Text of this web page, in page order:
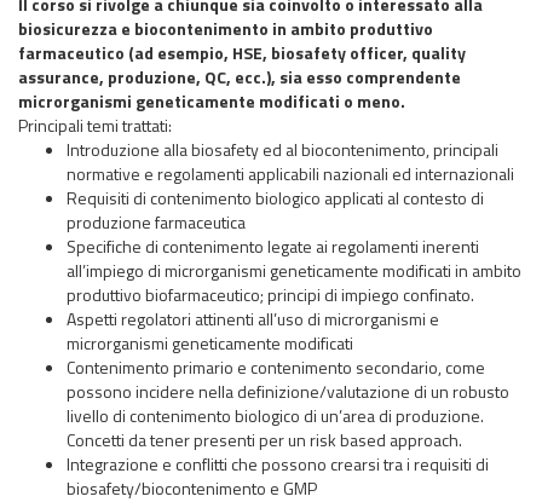
biosicurezza e biocontenimento in ambito produttivo
farmaceutico (ad esempio, HSE, biosafety officer, quality
assurance, produzione, QC, ecc.), sia esso comprendente
microrganismi geneticamente modificati o meno.
Principali temi trattati:
Introduzione allabiosafetyed al biocontenimento, principali
normative e regolamenti applicabili nazionali ed internazionali
Requisiti di contenimento biologico applicati al contesto di
produzione farmaceutica
Specifiche di contenimento legate ai regolamenti inerenti
all’impiego di microrganismi geneticamente modificati in ambito
produttivo biofarmaceutico; principi di impiego confinato.
Aspetti regolatori attinenti all’uso di microrganismi e
microrganismi geneticamente modificati
Contenimento primario e contenimento secondario, come
possono incidere nella definizione/valutazione di un robusto
livello di contenimento biologico di un’area di produzione.
Concetti da tener presenti per un risk based approach.
Integrazione e conflitti che possono crearsi tra i requisiti di
biosafety/biocontenimento e GMP